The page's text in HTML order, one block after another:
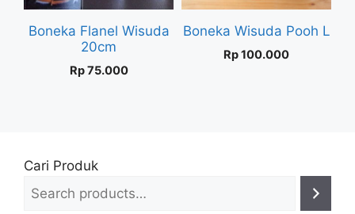
Boneka Flanel Wisuda
20cm
Rp75.000
Boneka Wisuda Pooh L
Rp100.000
Cari Produk